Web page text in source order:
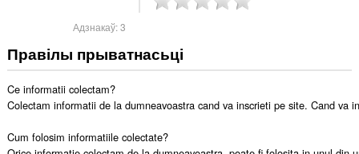
Адзнакаў:3
Правілы прыватнасьці
Ce informatii colectam?
Colectam informatii de la dumneavoastra cand va inscrieti pe site. Cand
Cum folosim informatiile colectate?